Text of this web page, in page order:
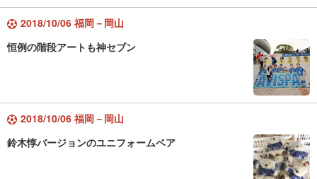
2018/10/06 福岡－岡山
恒例の階段アートも神セブン
2018/10/06 福岡－岡山
鈴木惇バージョンのユニフォームベア